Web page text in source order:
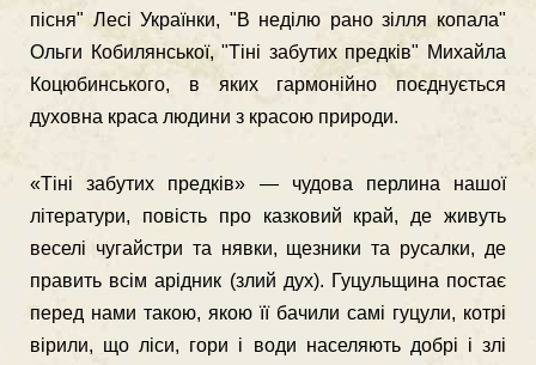
пісня" Лесі Українки, "В неділю рано зілля копала"
Ольги Кобилянської, "Тіні забутих предків" Михайла
Коцюбинського, в яких гармонійно поєднується
духовна краса людини з красою природи.
«Тіні забутих предків» — чудова перлина нашої
літератури, повість про казковий край, де живуть
веселі чугайстри та нявки, щезники та русалки, де
править всім арідник (злий дух). Гуцульщина постає
перед нами такою, якою її бачили самі гуцули, котрі
вірили, що ліси, гори і води населяють добрі і злі